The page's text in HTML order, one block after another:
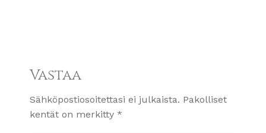
Vastaa
Sähköpostiosoitettasi ei julkaista. Pakolliset
kentät on merkitty *